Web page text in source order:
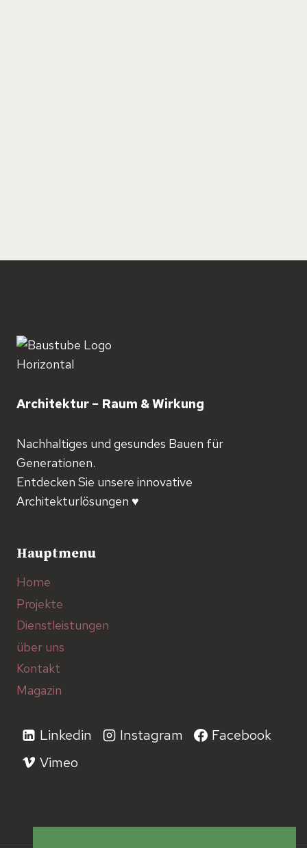
Architektur − Raum & Wirkung
Nachhaltiges und gesundes Bauen für
Generationen.
Entdecken Sie unsere innovative
Architekturlösungen ♥️
Hauptmenu
Home
Projekte
Dienstleistungen
über uns
Kontakt
Magazin
Linkedin Instagram
Facebook
Vimeo